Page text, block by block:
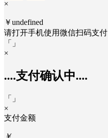
×
￥undefined
请打开手机使用微信扫码支付
「
」
×
....支付确认中....
「
」
×
支付金额
￥